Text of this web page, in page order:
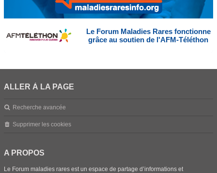
Le Forum Maladies Rares fonctionne
grâce au soutien de l'AFM-Téléthon
ALLER À LA PAGE
Recherche avancée
Supprimer les cookies
A PROPOS
Le Forum maladies rares est un espace de partage d’informations et